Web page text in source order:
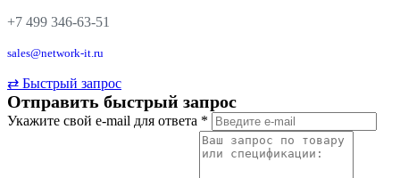
+7 499 346-63-51
sales@network-it.ru
⇄ Быстрый запрос
Отправить быстрый запрос
Укажите свой e-mail для ответа *